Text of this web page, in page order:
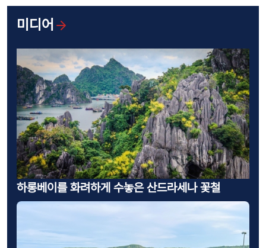
미디어
하롱베이를 화려하게 수놓은 산드라세나 꽃철